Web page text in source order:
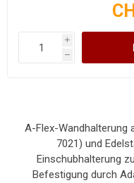
i
h
A-Flex-Wandhalterung
7021) und
Einschubhalterung
Befestigung durch